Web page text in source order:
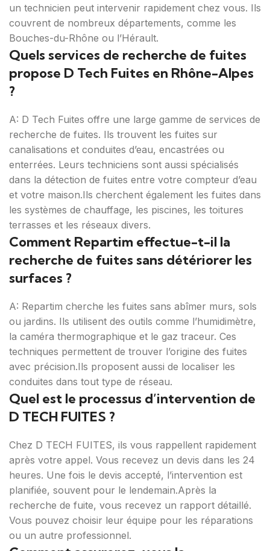
un technicien peut intervenir rapidement chez vous. Ils
couvrent de nombreux départements, comme les
Bouches-du-Rhône ou l’Hérault.
Quels services de recherche de fuites
propose D Tech Fuites en Rhône-Alpes
?
A: D Tech Fuites offre une large gamme de services de
recherche de fuites. Ils trouvent les fuites sur
canalisations et conduites d’eau, encastrées ou
enterrées. Leurs techniciens sont aussi spécialisés
dans la détection de fuites entre votre compteur d’eau
et votre maison.Ils cherchent également les fuites dans
les systèmes de chauffage, les piscines, les toitures
terrasses et les réseaux divers.
Comment Repartim effectue-t-il la
recherche de fuites sans détériorer les
surfaces ?
A: Repartim cherche les fuites sans abîmer murs, sols
ou jardins. Ils utilisent des outils comme l’humidimètre,
la caméra thermographique et le gaz traceur. Ces
techniques permettent de trouver l’origine des fuites
avec précision.Ils proposent aussi de localiser les
conduites dans tout type de réseau.
Quel est le processus d’intervention de
D TECH FUITES ?
Chez D TECH FUITES, ils vous rappellent rapidement
après votre appel. Vous recevez un devis dans les 24
heures. Une fois le devis accepté, l’intervention est
planifiée, souvent pour le lendemain.Après la
recherche de fuite, vous recevez un rapport détaillé.
Vous pouvez choisir leur équipe pour les réparations
ou un autre professionnel.